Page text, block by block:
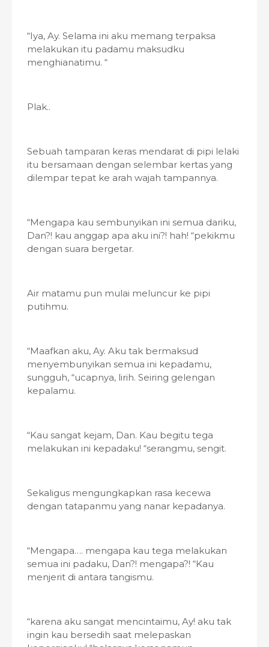
“Iya, Ay. Selama ini aku memang terpaksa
melakukan itu padamu maksudku
menghianatimu. “
Plak..
Sebuah tamparan keras mendarat di pipi lelaki
itu bersamaan dengan selembar kertas yang
dilempar tepat ke arah wajah tampannya.
“Mengapa kau sembunyikan ini semua dariku,
Dan?! kau anggap apa aku ini?! hah! “pekikmu
dengan suara bergetar.
Air matamu pun mulai meluncur ke pipi
putihmu.
“Maafkan aku, Ay. Aku tak bermaksud
menyembunyikan semua ini kepadamu,
sungguh, “ucapnya, lirih. Seiring gelengan
kepalamu.
“Kau sangat kejam, Dan. Kau begitu tega
melakukan ini kepadaku! “serangmu, sengit.
Sekaligus mengungkapkan rasa kecewa
dengan tatapanmu yang nanar kepadanya.
“Mengapa…. mengapa kau tega melakukan
semua ini padaku, Dan?! mengapa?! “Kau
menjerit di antara tangismu.
“karena aku sangat mencintaimu, Ay! aku tak
ingin kau bersedih saat melepaskan